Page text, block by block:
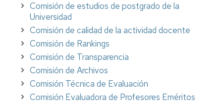
Comisión de estudios de postgrado de la
Universidad
Comisión de calidad de la actividad docente
Comisión de Rankings
Comisión de Transparencia
Comisión de Archivos
Comisión Técnica de Evaluación
Comisión Evaluadora de Profesores Eméritos